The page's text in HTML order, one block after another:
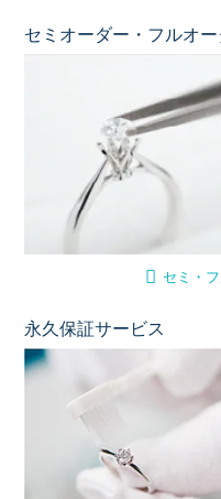
セミオーダー・フルオ
セミ・
永久保証サービス